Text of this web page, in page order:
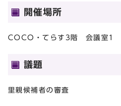
開催場所
COCO・てらす3階 会議室1
議題
里親候補者の審査